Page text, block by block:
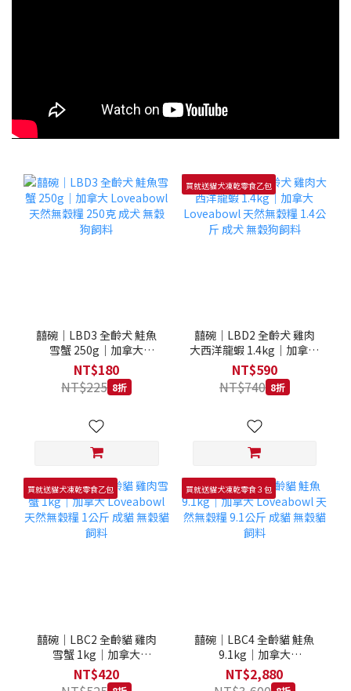
囍碗｜LBD3 全齡犬 鮭魚
雪蟹 250g｜加拿大
Loveabowl 天然無穀糧
250克 成犬 無穀狗飼料
NT$180
NT$225 8折
買就送貓犬凍乾零食乙包
囍碗｜LBD2 全齡犬 雞肉
大西洋龍蝦 1.4kg｜加拿大
Loveabowl 天然無穀糧
1.4公斤 成犬 無穀狗飼料
NT$590
NT$740 8折
買就送貓犬凍乾零食乙包
囍碗｜LBC2 全齡貓 雞肉
雪蟹 1kg｜加拿大
Loveabowl 天然無穀糧 1
公斤 成貓 無穀貓飼料
NT$420
買就送貓犬凍乾零食３包
囍碗｜LBC4 全齡貓 鮭魚
9.1kg｜加拿大
Loveabowl 天然無穀糧
9.1公斤 成貓 無穀貓飼料
NT$2,880